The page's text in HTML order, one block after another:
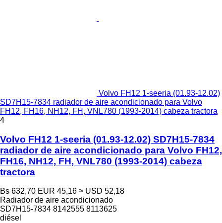
Volvo FH12 1-seeria (01.93-12.02)
SD7H15-7834 radiador de aire acondicionado para Volvo
FH12, FH16, NH12, FH, VNL780 (1993-2014) cabeza tractora
4
Volvo FH12 1-seeria (01.93-12.02) SD7H15-7834
radiador de aire acondicionado para Volvo FH12,
FH16, NH12, FH, VNL780 (1993-2014) cabeza
tractora
Bs 632,70 EUR 45,16 ≈ USD 52,18
Radiador de aire acondicionado
SD7H15-7834 8142555 8113625
diésel